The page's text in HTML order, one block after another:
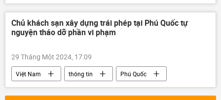
ASEAN
Chính trị chuyến thăm
Chủ khách sạn xây dựng trái phép tại Phú Quốc tự
nguyện tháo dỡ phần vi phạm
29 Tháng Một 2024, 17:09
Việt Nam thông tin
Phú Quốc
xây dựng
xây dựng trái phép